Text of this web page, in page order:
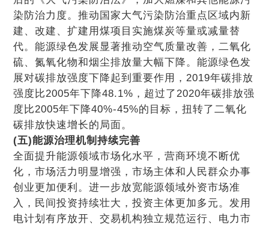
染防治力度。推动国家大气污染防治重点区域内新
建、改建、扩建用煤项目实施煤炭等量或减量替
代。能源绿色发展显著推动空气质量改善，二氧化
硫、氮氧化物和烟尘排放量大幅下降。能源绿色发
展对碳排放强度下降起到重要作用，2019年碳排放
强度比2005年下降48.1%，超过了2020年碳排放强
度比2005年下降40%-45%的目标，扭转了二氧化
碳排放快速增长的局面。
(五)能源治理机制持续完善
全面提升能源领域市场化水平，营商环境不断优
化，市场活力明显增强，市场主体和人民群众办事
创业更加便利。进一步放宽能源领域外资市场准
入，民间投资持续壮大，投资主体更加多元。发用
电计划有序放开、交易机构独立规范运行、电力市